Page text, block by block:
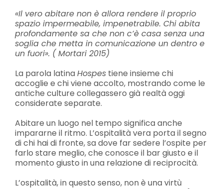
«Il vero abitare non è allora rendere il proprio
spazio impermeabile, impenetrabile. Chi abita
profondamente sa che non c’è casa senza una
soglia che metta in comunicazione un dentro e
un fuori». ( Mortari 2015)
La parola latinaHospes tiene insieme chi
accoglie e chi viene accolto, mostrando come le
antiche culture collegassero già realtà oggi
considerate separate.
Abitare un luogo nel tempo significa anche
impararne il ritmo. L’ospitalità vera porta il segno
di chi hai di fronte, sa dove far sedere l’ospite per
farlo stare meglio, che conosce il bar giusto e il
momento giusto in una relazione di reciprocità.
L’ospitalità, in questo senso, non è una virtù